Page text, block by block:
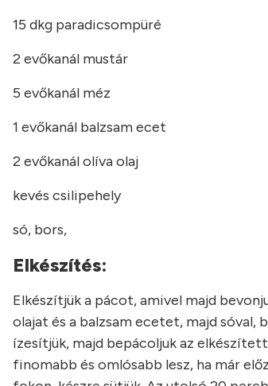
15 dkg paradicsompüré
2 evőkanál mustár
5 evőkanál méz
1 evőkanál balzsam ecet
2 evőkanál olíva olaj
kevés csilipehely
só, bors,
Elkészítés:
Elkészítjük a pácot, amivel majd
olajat és a balzsam ecetet, majd sóval,
ízesítjük, majd bepácoljuk az
finomabb és omlósabb lesz, ha már